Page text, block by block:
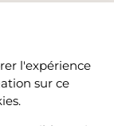
l'expérience
sur ce